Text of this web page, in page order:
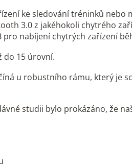
ke sledování tréninků nebo
3.0 z jakéhokoli chytrého
nabíjení chytrých zařízení
do 15 úrovní.
u robustního rámu, který je
studii bylo prokázáno, že